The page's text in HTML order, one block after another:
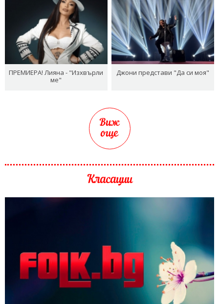
ПРЕМИЕРА! Лияна - "Изхвърли
ме"
Джони представи "Да си моя"
Виж
още
Класации